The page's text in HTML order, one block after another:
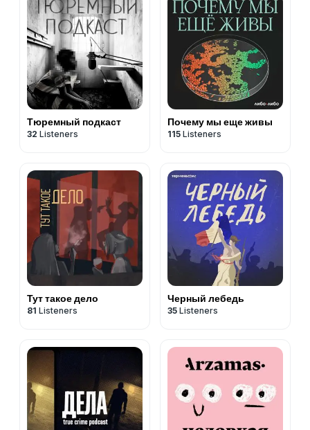
Тюремный подкаст
32 Listeners
Почему мы еще живы
115 Listeners
Тут такое дело
81 Listeners
Черный лебедь
35 Listeners